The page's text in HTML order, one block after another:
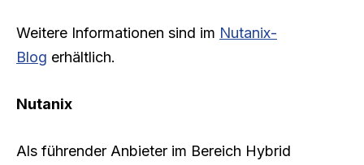
Weitere Informationen sind im Nutanix-
Blog erhältlich.
Nutanix
Als führender Anbieter im Bereich Hybrid